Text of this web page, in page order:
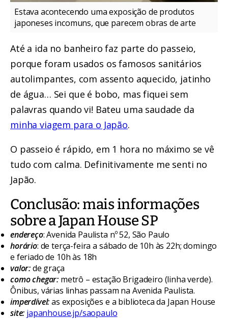
Estava acontecendo uma exposição de produtos
japoneses incomuns, que parecem obras de arte
Até a ida no banheiro faz parte do passeio,
porque foram usados os famosos sanitários
autolimpantes, com assento aquecido, jatinho
de água… Sei que é bobo, mas fiquei sem
palavras quando vi! Bateu uma saudade da
minha viagem para o Japão.
O passeio é rápido, em 1 hora no máximo se vê
tudo com calma. Definitivamente me senti no
Japão.
Conclusão: mais informações
sobre a Japan House SP
endereço: Avenida Paulista nº 52, São Paulo
horário: de terça-feira a sábado de 10h às 22h; domingo
e feriado de 10h às 18h
valor:de graça
como chegar: metrô – estação Brigadeiro (linha verde).
Ônibus, várias linhas passam na Avenida Paulista.
imperdível:as exposições e a biblioteca da Japan House
site: japanhouse.jp/saopaulo